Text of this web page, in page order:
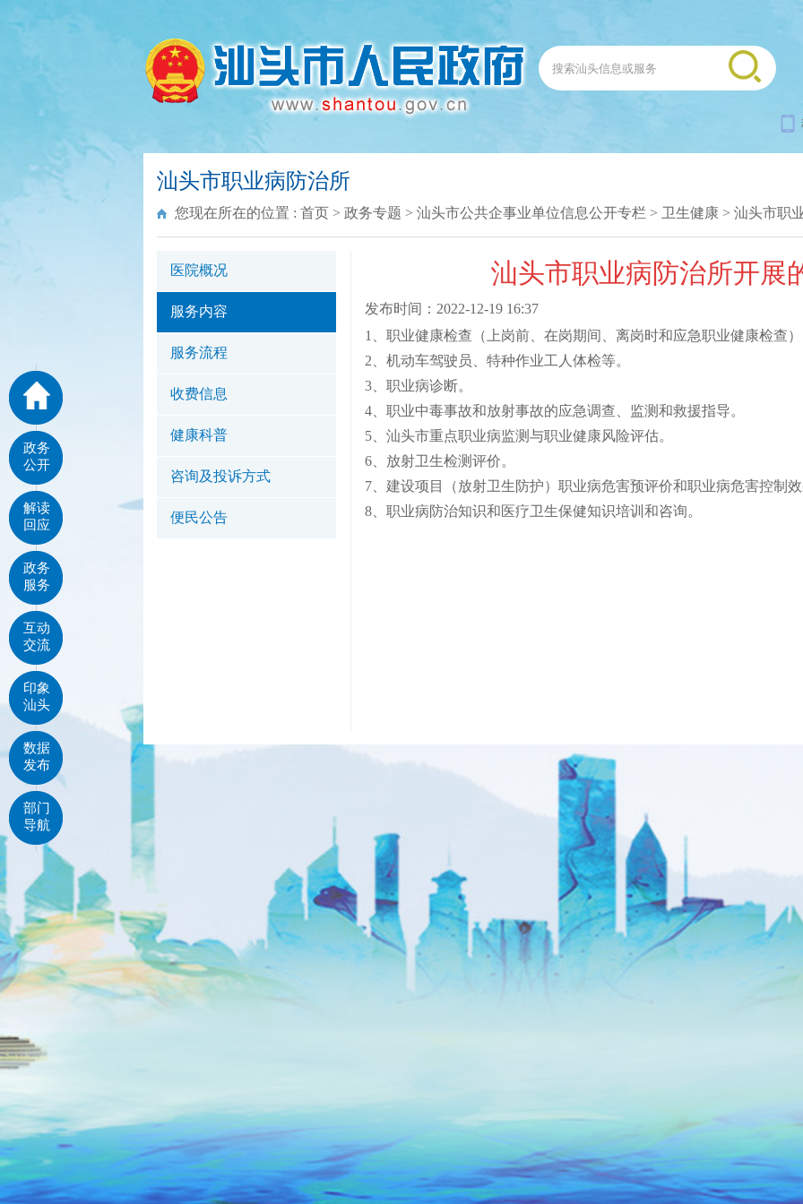
汕头市职业病防治所
您现在所在的位置 : 首页 > 政务专题 > 汕头市公共企事业单位信息公开专栏 > 卫生健康 > 汕头市职
医院概况
服务内容
服务流程
收费信息
健康科普
咨询及投诉方式
便民公告
汕头市职业病防治所开展
发布时间：2022-12-19 16:37
1、职业健康检查（上岗前、在岗期间、离岗时和应急职业健康检查
2、机动车驾驶员、特种作业工人体检等。
3、职业病诊断。
4、职业中毒事故和放射事故的应急调查、监测和救援指导。
5、汕头市重点职业病监测与职业健康风险评估。
6、放射卫生检测评价。
7、建设项目（放射卫生防护）职业病危害预评价和职业病危害控制
8、职业病防治知识和医疗卫生保健知识培训和咨询。
政务
公开
解读
回应
政务
服务
互动
交流
印象
汕头
数据
发布
部门
导航